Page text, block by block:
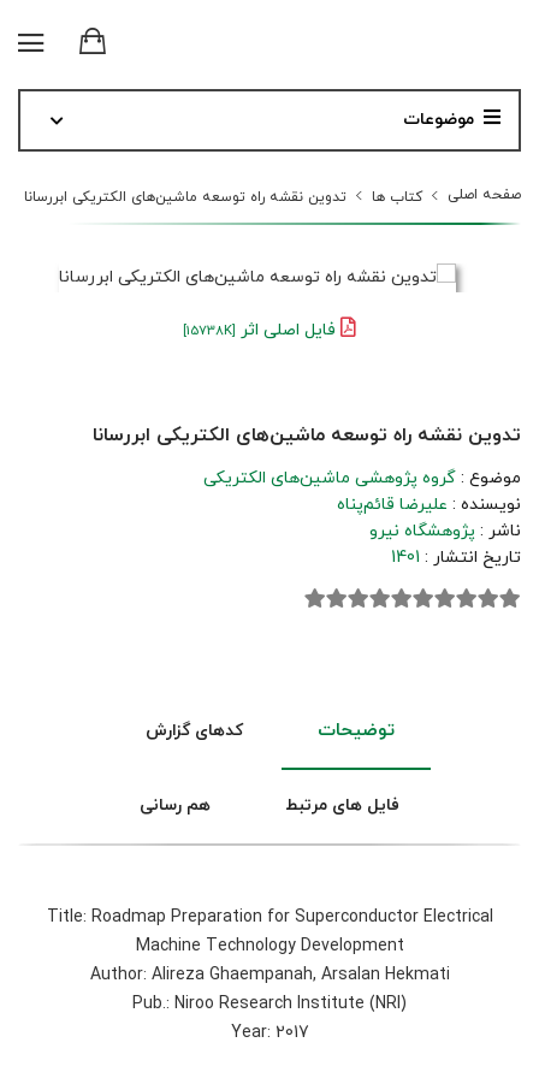
موضوعات
صفحه اصلی کتاب ها تدوین نقشه راه توسعه ماشین‌های الکتریکی ابررسانا
فایل اصلی اثر [15738K]
تدوین نقشه راه توسعه ماشین‌های الکتریکی ابررسانا
موضوع : گروه پژوهشی ماشین‌های الکتریکی
نویسنده : علیرضا قائم‌پناه
ناشر : پژوهشگاه نیرو
تاریخ انتشار : 1401
توضیحات کدهای گزارش
فایل های مرتبط هم رسانی
Title: Roadmap Preparation for Superconductor Electrical
Machine Technology Development
Author: Alireza Ghaempanah, Arsalan Hekmati
Pub.: Niroo Research Institute (NRI)
Year: 2017